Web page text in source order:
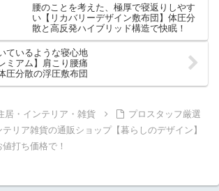
腰のことを考えた、極厚で寝返りしやす
い【リカバリーデザイン敷布団】体圧分
散と高反発ハイブリッド構造で快眠！
ているような寝心地
ミアム】肩こり腰痛
圧分散の浮圧敷布団
居・インテリア・雑貨
プロスタッフ厳選
リア雑貨の通販ショップ【暮らしのデザイン】
打ち価格で！